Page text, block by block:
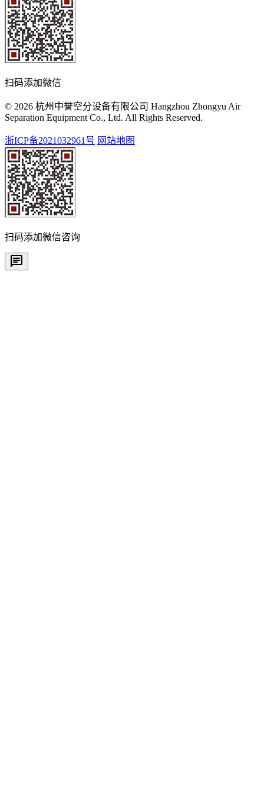
扫码添加微信
© 2026 杭州中誉空分设备有限公司 Hangzhou Zhongyu Air
Separation Equipment Co., Ltd. All Rights Reserved.
浙ICP备2021032961号 网站地图
扫码添加微信咨询
chat